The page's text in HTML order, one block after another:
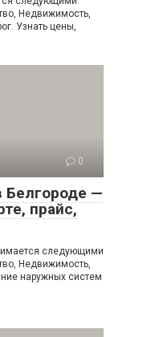
Недвижимость,
Узнать цены,
0
Белгороде —
прайс,
следующими
Недвижимость,
наружных систем